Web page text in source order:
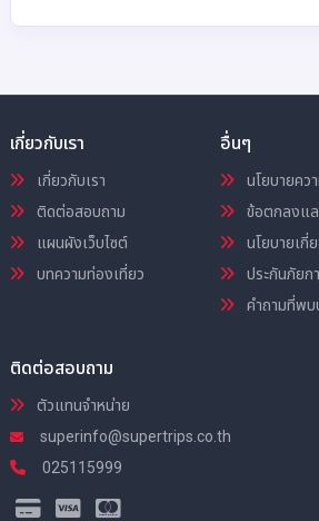
เกี่ยวกับเรา
เกี่ยวกับเรา
ติดต่อสอบถาม
แผนผังเว็บไซต์
บทความท่องเที่ยว
อื่นๆ
นโยบายคว
ข้อตกลงแล
นโยบายเกี่
ประกันภัยก
คำถามที่พบ
ติดต่อสอบถาม
ตัวแทนจำหน่าย
superinfo@supertrips.co.th
025115999